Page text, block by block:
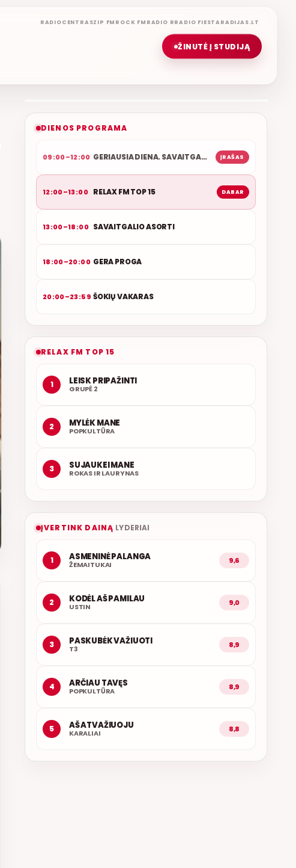
RADIOCENTRASZIP FM ROCK FM RADIO RRADIO FIESTARADIJAS.LT
ŽINUTĖ Į STUDIJĄ
ETERYJE
RELAX FM TOP 15 ROLANDAS JANAUDIS
DIENOS PROGRAMA
09:00–12:00 GERIAUSIA DIENA. SAVAITGALIS ĮRAŠAS
12:00–13:00 RELAX FM TOP 15 DABAR
13:00–18:00 SAVAITGALIO ASORTI
18:00–20:00 GERA PROGA
20:00–23:59 ŠOKIŲ VAKARAS
RELAX FM TOP 15
1 LEISK PRIPAŽINTI
GRUPĖ 2
2 MYLĖK MANE
POPKULTŪRA
3 SUJAUKEI MANE
ROKAS IR LAURYNAS
ĮVERTINK DAINĄ LYDERIAI
1 ASMENINĖ PALANGA
ŽEMAITUKAI 9,6
2 KODĖL AŠ PAMILAU
USTIN 9,0
3 PASKUBĖK VAŽIUOTI
T3 8,9
4 ARČIAU TAVĘS
POPKULTŪRA 8,9
5 AŠ ATVAŽIUOJU
KARALIAI 8,8